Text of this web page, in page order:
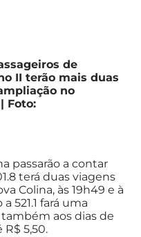
de
II terão mais duas
no
Foto:
passarão a contar
terá duas viagens
Colina, às 19h49 e à
521.1 fará uma
aos dias de
5,50.